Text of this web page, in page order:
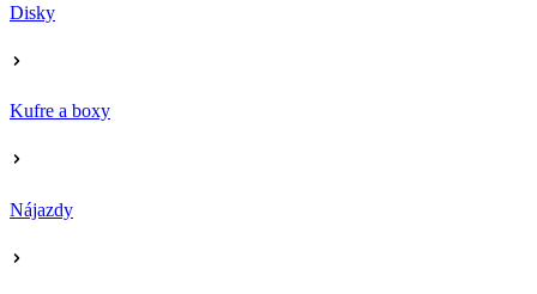
Disky
Kufre a boxy
Nájazdy